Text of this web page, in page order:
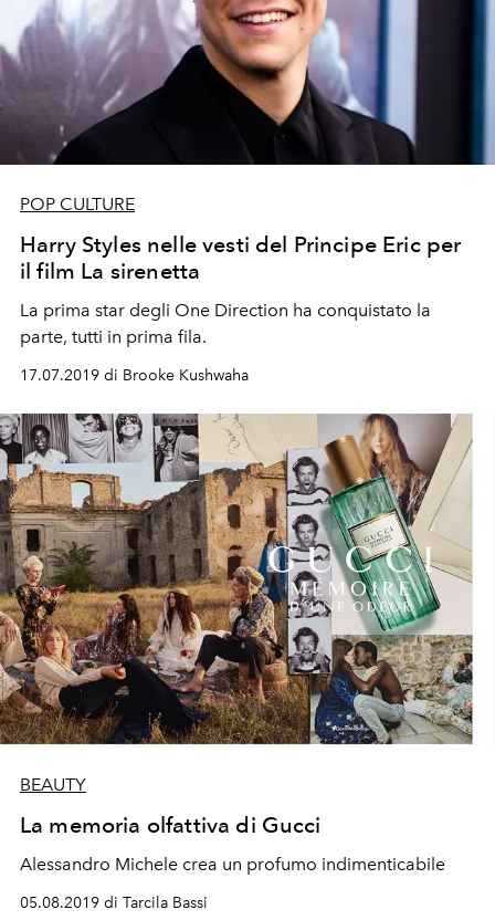
POP CULTURE
Harry Styles nelle vesti del Principe Eric per
il film La sirenetta
La prima star degli One Direction ha conquistato la
parte, tutti in prima fila.
17.07.2019 di Brooke Kushwaha
BEAUTY
La memoria olfattiva di Gucci
Alessandro Michele crea un profumo indimenticabile
05.08.2019 di Tarcila Bassi